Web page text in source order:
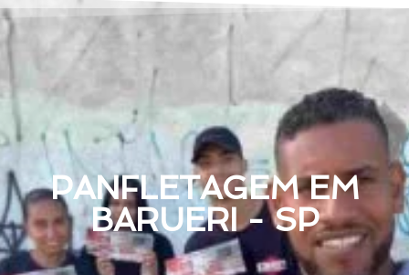
PANFLETAGEM EM
BARUERI - SP